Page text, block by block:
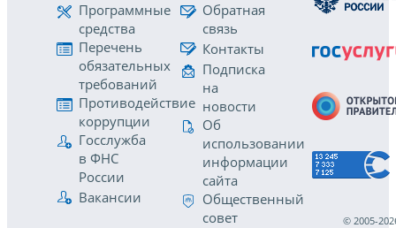
Программные
средства
Перечень
обязательных
требований
Противодействие
коррупции
Госслужба
в ФНС
России
Вакансии
Обратная
связь
Контакты
Подписка
на
новости
Об
использовании
информации
сайта
Общественный
совет
© 2005-